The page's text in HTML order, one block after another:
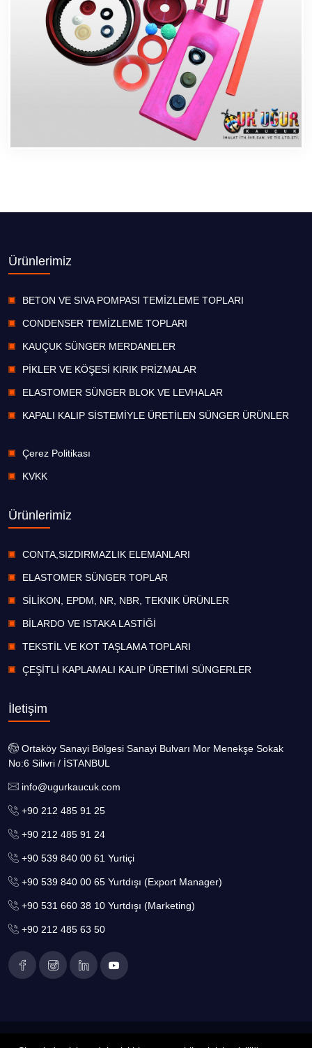
Ürünlerimiz
BETON VE SIVA POMPASI TEMİZLEME TOPLARI
CONDENSER TEMİZLEME TOPLARI
KAUÇUK SÜNGER MERDANELER
PİKLER VE KÖŞESİ KIRIK PRİZMALAR
ELASTOMER SÜNGER BLOK VE LEVHALAR
KAPALI KALIP SİSTEMİYLE ÜRETİLEN SÜNGER ÜRÜNLER
Çerez Politikası
KVKK
Ürünlerimiz
CONTA,SIZDIRMAZLIK ELEMANLARI
ELASTOMER SÜNGER TOPLAR
SİLİKON, EPDM, NR, NBR, TEKNIK ÜRÜNLER
BİLARDO VE ISTAKA LASTİĞİ
TEKSTİL VE KOT TAŞLAMA TOPLARI
ÇEŞİTLİ KAPLAMALI KALIP ÜRETİMİ SÜNGERLER
İletişim
Ortaköy Sanayi Bölgesi Sanayi Bulvarı Mor Menekşe Sokak
No:6 Silivri / İSTANBUL
info@ugurkaucuk.com
+90 212 485 91 25
+90 212 485 91 24
+90 539 840 00 61 Yurtiçi
+90 539 840 00 65 Yurtdışı (Export Manager)
+90 531 660 38 10 Yurtdışı (Marketing)
+90 212 485 63 50